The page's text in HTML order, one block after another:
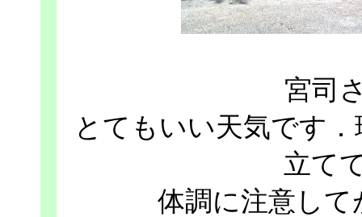
宮司
とてもいい天気です
立て
体調に注意し